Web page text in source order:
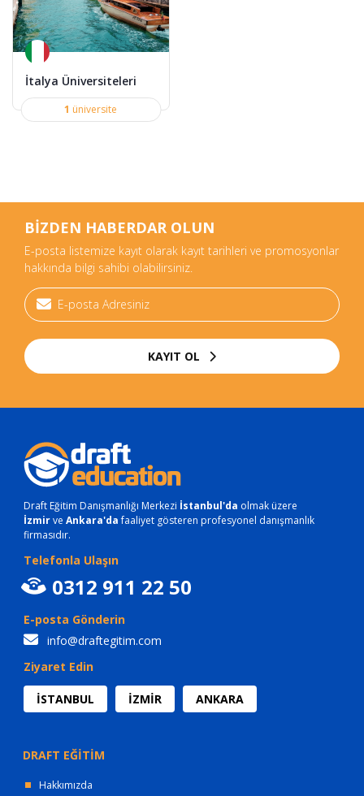
İtalya Üniversiteleri
1 üniversite
BİZDEN HABERDAR OLUN
E-posta listemize kayıt olarak kayıt tarihleri ve promosyonlar
hakkında bilgi sahibi olabilirsiniz.
KAYIT OL
Draft Eğitim Danışmanlığı Merkezi İstanbul'da olmak üzere
İzmirve Ankara'dafaaliyet gösteren profesyonel danışmanlık
firmasıdır.
Telefonla Ulaşın
0312 911 22 50
E-posta Gönderin
info@draftegitim.com
Ziyaret Edin
İSTANBUL İZMİR ANKARA
DRAFT EĞİTİM
Hakkımızda